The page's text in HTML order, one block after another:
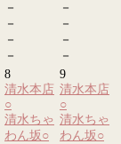
－
－
－
－
－
－
－
－
8
清水本店
○
清水ちゃ
わん坂○
9
清水本店
○
清水ちゃ
わん坂○